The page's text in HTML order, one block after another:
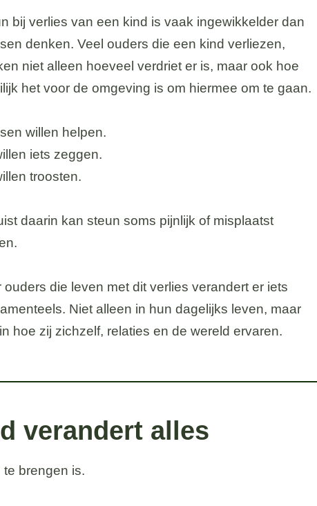
bij verlies van een kind is vaak ingewikkelder dan
denken. Veel ouders die een kind verliezen,
niet alleen hoeveel verdriet er is, maar ook hoe
het voor de omgeving is om hiermee om te gaan.
willen helpen.
iets zeggen.
troosten.
daarin kan steun soms pijnlijk of misplaatst
ouders die leven met dit verlies verandert er iets
Niet alleen in hun dagelijks leven, maar
hoe zij zichzelf, relaties en de wereld ervaren.
verandert alles
brengen is.